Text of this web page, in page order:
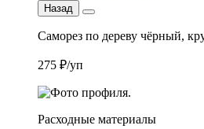
Назад
Саморез по дереву чёрный,
275 ₽/уп
Расходные материалы